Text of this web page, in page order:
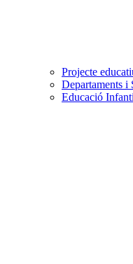
Projecte
Departaments i
Educació